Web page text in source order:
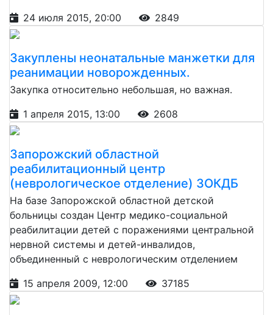
24 июля 2015, 20:00
2849
Закуплены неонатальные манжетки для
реанимации новорожденных.
Закупка относительно небольшая, но важная.
1 апреля 2015, 13:00
2608
Запорожский областной
реабилитационный центр
(неврологическое отделение) ЗОКДБ
На базе Запорожской областной детской
больницы создан Центр медико-социальной
реабилитации детей с поражениями центральной
нервной системы и детей-инвалидов,
объединенный с неврологическим отделением
15 апреля 2009, 12:00
37185